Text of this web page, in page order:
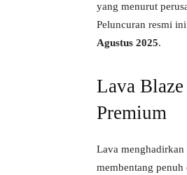
yang menurut
Peluncuran resmi
Agustus 2025.
Lava
Premium
Lava menghadirkan
membentang